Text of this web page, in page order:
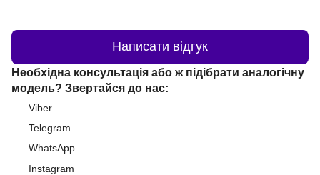
Написати відгук
Необхідна консультація або ж підібрати аналогічну
модель? Звертайся до нас:
Viber
Telegram
WhatsApp
Instagram